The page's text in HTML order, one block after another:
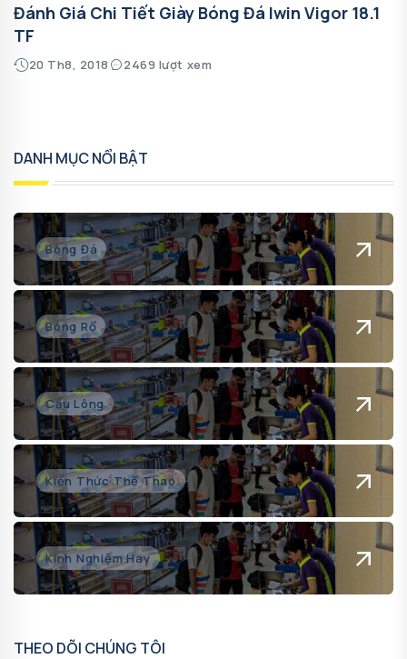
Đánh Giá Chi Tiết Giày Bóng Đá Iwin Vigor 18.1
TF
20 Th8, 2018 2469 lượt xem
DANH MỤC NỔI BẬT
Bóng Đá
Bóng Rổ
Cầu Lông
Kiến Thức Thể Thao
Kinh Nghiệm Hay
THEO DÕI CHÚNG TÔI